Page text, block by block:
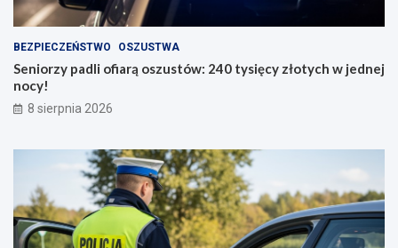
BEZPIECZEŃSTWO OSZUSTWA
Seniorzy padli ofiarą oszustów: 240 tysięcy złotych w jednej
nocy!
8 sierpnia 2026